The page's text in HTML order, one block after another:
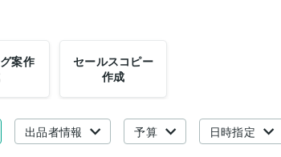
案作
セールスコピー
作成
出品者情報 予算 日時指定